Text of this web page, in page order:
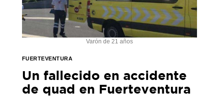
Varón de 21 años
FUERTEVENTURA
Un fallecido en accidente
de quad en Fuerteventura